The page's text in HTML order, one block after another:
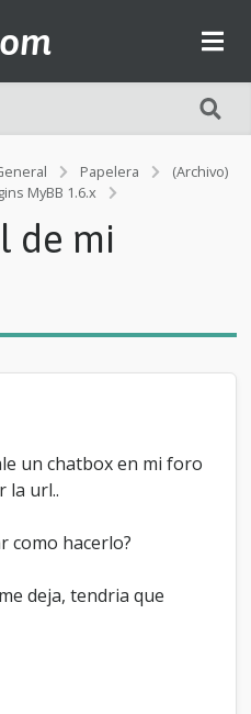
Papelera
(Archivo)
MyBB 1.6.x
r
r
d
c
a
t
de mi
un chatbox en mi foro
la url..
como hacerlo?
deja, tendria que